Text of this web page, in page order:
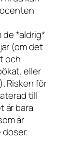
de *aldrig*
(om det
och
eller
Risken för
till
är bara
är